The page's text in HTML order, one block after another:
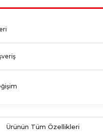
Ürünün Tüm Özellikleri